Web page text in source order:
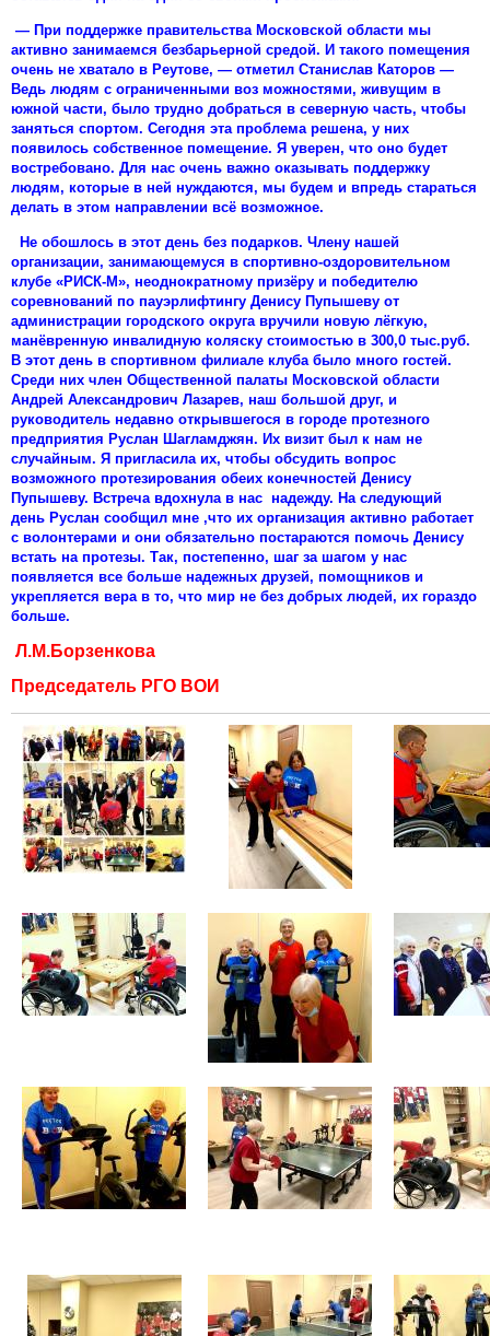
— При поддержке правительства Московской области мы
активно занимаемся безбарьерной средой. И такого помещения
очень не хватало в Реутове, — отметил Станислав Каторов —
Ведь людям с ограниченными воз можностями, живущим в
южной части, было трудно добраться в северную часть, чтобы
заняться спортом. Сегодня эта проблема решена, у них
появилось собственное помещение. Я уверен, что оно будет
востребовано. Для нас очень важно оказывать поддержку
людям, которые в ней нуждаются, мы будем и впредь стараться
делать в этом направлении всё возможное.
Не обошлось в этот день без подарков. Члену нашей
организации, занимающемуся в спортивно-оздоровительном
клубе «РИСК-М», неоднократному призёру и победителю
соревнований по пауэрлифтингу Денису Пупышеву от
администрации городского округа вручили новую лёгкую,
манёвренную инвалидную коляску стоимостью в 300,0 тыс.руб.
В этот день в спортивном филиале клуба было много гостей.
Среди них член Общественной палаты Московской области
Андрей Александрович Лазарев, наш большой друг, и
руководитель недавно открывшегося в городе протезного
предприятия Руслан Шагламджян. Их визит был к нам не
случайным. Я пригласила их, чтобы обсудить вопрос
возможного протезирования обеих конечностей Денису
Пупышеву. Встреча вдохнула в нас надежду. На следующий
день Руслан сообщил мне ,что их организация активно работает
с волонтерами и они обязательно постараются помочь Денису
встать на протезы. Так, постепенно, шаг за шагом у нас
появляется все больше надежных друзей, помощников и
укрепляется вера в то, что мир не без добрых людей, их гораздо
больше.
Л.М.Борзенкова
Председатель РГО ВОИ